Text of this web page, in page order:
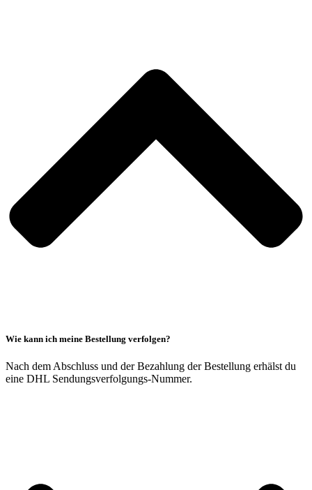
Wie kann ich meine Bestellung verfolgen?
Nach dem Abschluss und der Bezahlung der Bestellung erhälst du
eine DHL Sendungsverfolgungs-Nummer.